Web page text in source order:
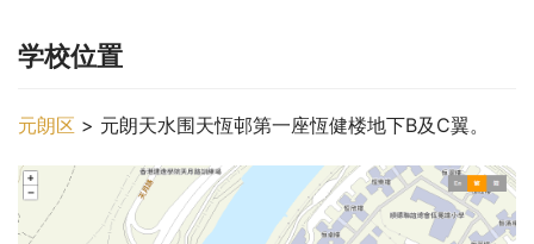
学校位置
元朗区 > 元朗天水围天恆邨第一座恆健楼地下B及C翼。